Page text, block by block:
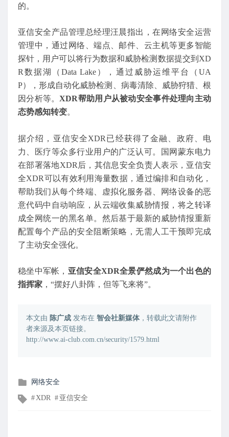
的。
亚信安全产品管理总经理汪晨指出，在网络安全运营
管理中，通过网络、端点、邮件、云主机等更多智能
探针，用户可以将行为数据和威胁检测数据提交到XD
R数据湖（Data Lake），通过威胁运维平台（UA
P），形成自动化威胁检测、病毒清除、威胁狩猎、根
因分析等。XDR帮助用户从被动安全事件处理向主动
态势感知转变。
据介绍，亚信安全XDR已经获得了金融、政府、电
力、医疗等众多行业用户的广泛认可。国网蒙东电力
在部署落地XDR后，其信息安全负责人表示，亚信安
全XDR可以有效利用海量数据，通过编排和自动化，
帮助我们从每个终端、虚拟化服务器、网络设备的恶
意代码中自动响应，从云端收集威胁情报，将之转译
成全网统一的黑名单。然后基于最新的威胁情报重新
配置每个产品的安全阻断策略，无需人工干预即完成
了主动安全强化。
稳坐中军帐， 亚信安全XDR全景俨然成为一个出色的
指挥家 ，“摆好八卦阵，但等飞来将”。
本文由 陈广成 发布在 智会社新媒体，转载此文请附作
者来源及本页链接。
http://www.ai-club.com.cn/security/1579.html
发
在
网络安全
文 XDR 亚信安全